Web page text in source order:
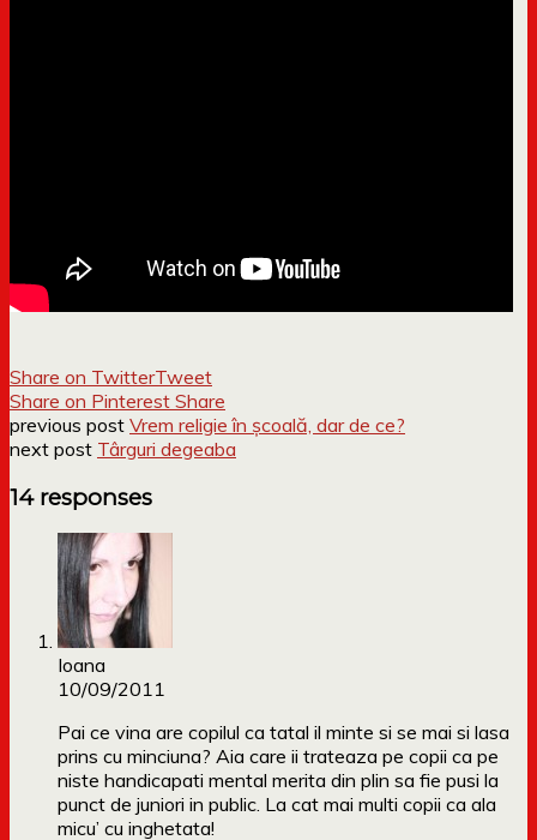
Share on TwitterTweet
Share on Pinterest Share
previous post Vrem religie în școală, dar de ce?
next post Târguri degeaba
14 responses
Ioana
10/09/2011
Pai ce vina are copilul ca tatal il minte si se mai si lasa
prins cu minciuna? Aia care ii trateaza pe copii ca pe
niste handicapati mental merita din plin sa fie pusi la
punct de juniori in public. La cat mai multi copii ca ala
micu’ cu inghetata!